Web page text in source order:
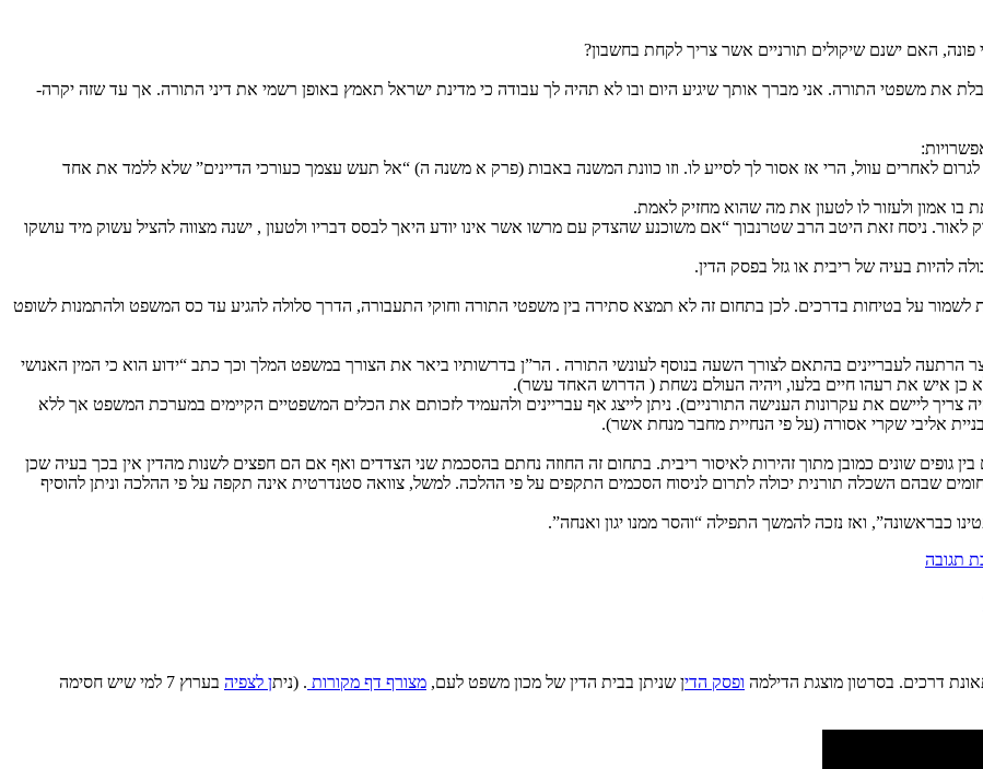
האם ישנם שיקולים תורניים אשר צריך לקחת בחשבון?
את משפטי התורה. אני מברך אותך שיגיע היום ובו לא תהיה לך עבודה כי מדינת ישראל תאמץ באופן רשמי את דיני התורה. אך עד שזה יקרה-
לאחרים עוול, הרי אז אסור לך לסייע לו. וזו כוונת המשנה באבות (פרק א משנה ה) “אל תעש עצמך כעורכי הדיינים” שלא ללמד את אחד
אמון ולעזור לו לטעון את מה שהוא מחזיק לאמת.
לאור. ניסח זאת היטב הרב שטרנבוך “אם משוכנע שהצדק עם מרשו אשר אינו יודע היאך לבסס דבריו ולטעון , ישנה מצווה להציל עשוק מיד עושקו
להיות בעיה של ריבית או גזל בפסק הדין.
לשמור על בטיחות בדרכים. לכן בתחום זה לא תמצא סתירה בין משפטי התורה וחוקי התעבורה, הדרך סלולה להגיע עד כס המשפט ולהתמנות לשופט
לעבריינים בהתאם לצורך השעה בנוסף לעונשי התורה . הר”ן בדרשותיו ביאר את הצורך במשפט המלך וכך כתב “ידוע הוא כי המין האנושי
כן איש את רעהו חיים בלעו, ויהיה העולם נשחת ( הדרוש האחד עשר).
צריך ליישם את עקרונות הענישה התורניים). ניתן לייצג אף עבריינים ולהעמיד לזכותם את הכלים המשפטיים הקיימים במערכת המשפט אך ללא
אליבי שקרי אסורה (על פי הנחיית מחבר מנחת אשר).
בין גופים שונים כמובן מתוך זהירות לאיסור ריבית. בתחום זה החוזה נחתם בהסכמת שני הצדדים ואף אם הם חפצים לשנות מהדין אין בכך בעיה שכן
שבהם השכלה תורנית יכולה לתרום לניסוח הסכמים התקפים על פי ההלכה. למשל, צוואה סטנדרטית אינה תקפה על פי ההלכה וניתן להוסיף
כבראשונה”, ואז נזכה להמשך התפילה “והסר ממנו יגון ואנחה”.
תגובה
דרכים. בסרטון מוצגת הדילמה ופסק הדין שניתן בבית הדין של מכון משפט לעם, מצורף דף מקורות . (ניתן לצפיה
בערוץ 7 למי שיש חסימה